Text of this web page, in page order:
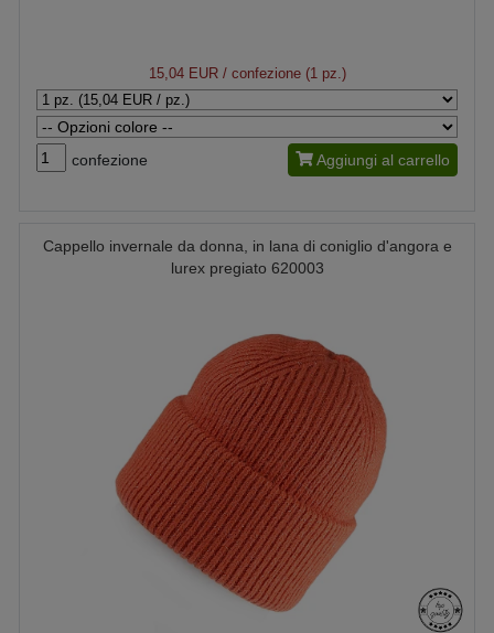
15,04 EUR/ confezione (1 pz.)
confezione Aggiungi al carrello
Cappello invernale da donna, in lana di coniglio d'angora e
lurex pregiato 620003